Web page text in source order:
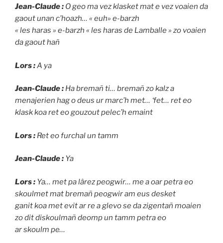
Jean-Claude : O geo ma vez klasket mat e vez voaien da
gaout unan c’hoazh… « euh» e-barzh
« les haras » e-barzh « les haras de Lamballe » zo voaien
da gaout hañ
Lors :A ya
Jean-Claude : Ha bremañ ti… bremañ zo kalz a
menajerien hag o deus ur marc’h met… ‘fet… ret eo
klask koa ret eo gouzout pelec’h emaint
Lors : Ret eo furchal un tamm
Jean-Claude : Ya
Lors : Ya… met pa lârez peogwir… me a oar petra eo
skoulmet mat bremañ peogwir am eus desket
ganit koa met evit ar re a glevo se da zigentañ moaien
zo dit diskoulmañ deomp un tamm petra eo
ar skoulm pe…